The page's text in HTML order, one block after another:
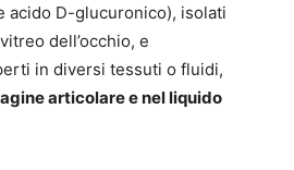
acido D-glucuronico), isolati
dell’occhio, e
in diversi tessuti o fluidi,
articolare e nel liquido